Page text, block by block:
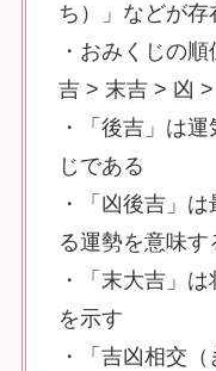
ち）」などが存
・おみくじの
吉 > 末吉 > 凶
・「後吉」は
じである
・「凶後吉」
る運勢を意味す
・「末大吉」
を示す
・「吉凶相交